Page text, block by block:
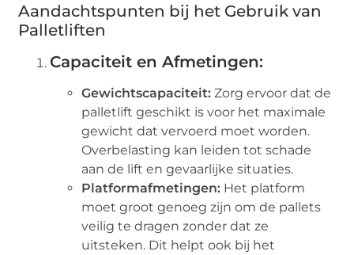
Aandachtspunten bij het Gebruik van
Palletliften
Capaciteit en Afmetingen:
Gewichtscapaciteit: Zorg ervoor dat de
palletlift geschikt is voor het maximale
gewicht dat vervoerd moet worden.
Overbelasting kan leiden tot schade
aan de lift en gevaarlijke situaties.
Platformafmetingen: Het platform
moet groot genoeg zijn om de pallets
veilig te dragen zonder dat ze
uitsteken. Dit helpt ook bij het